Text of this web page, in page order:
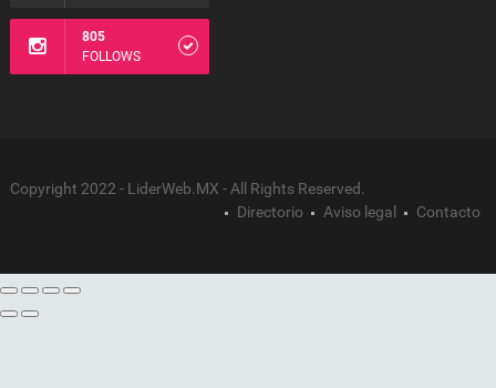
805
FOLLOWS
Copyright 2022 - LiderWeb.MX - All Rights Reserved.
Directorio
Aviso legal Contacto